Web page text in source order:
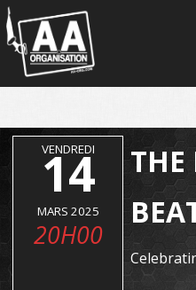
Panneau de gestion des cookies
VENDREDI
14
MARS 2025
20H00
THE